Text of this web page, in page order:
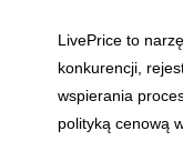
LivePrice to
konkurencji,
wspierania
polityką cenową